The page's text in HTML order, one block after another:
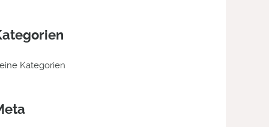
Kategorien